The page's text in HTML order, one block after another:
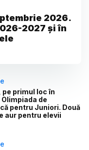
2026.
2027 și în
pe primul loc în
Olimpiada de
pentru Juniori. Două
aur pentru elevii